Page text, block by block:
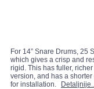
For 14” Snare Drums, 25
which gives a crisp and
rigid. This has fuller,
version, and has a
for installation.